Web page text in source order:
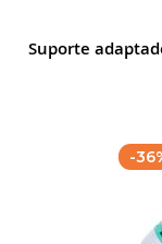
Suporte
-